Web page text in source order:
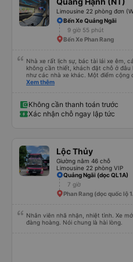
Limousine 22 phòng đơn
Bến Xe Quảng Ngãi
9 giờ 55 phút
Bến Xe Phan Rang
Nhà xe rất lịch sự, bác tài lái xe êm,
không cần thiết, khách đặt chỗ ở
như các nhà xe khác. Một điểm cộng
Xem thêm
Không cần thanh toán trước
Xác nhận chỗ ngay lập tức
Lộc Thủy
Giường nằm 46 chỗ
Limousine 22 phòng VIP
Quảng Ngãi (dọc QL1A)
7 giờ
Phan Rang (dọc quốc lộ
Nhân viên nhã nhặn, nhiệt tình. Xe
đàng hoàng. Nói chung là hài lòng.